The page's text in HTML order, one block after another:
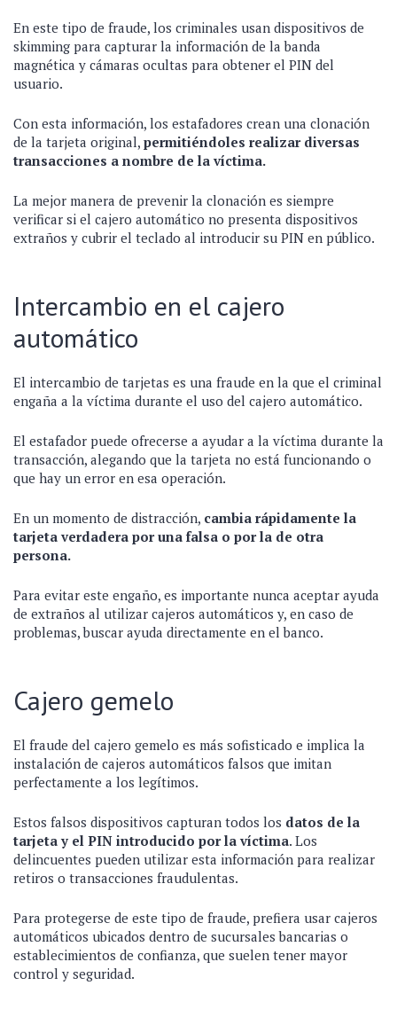
En este tipo de fraude, los criminales usan dispositivos de
skimming para capturar la información de la banda
magnética y cámaras ocultas para obtener el PIN del
usuario.
Con esta información, los estafadores crean una clonación
de la tarjeta original, permitiéndoles realizar diversas
transacciones a nombre de la víctima.
La mejor manera de prevenir la clonación es siempre
verificar si el cajero automático no presenta dispositivos
extraños y cubrir el teclado al introducir su PIN en público.
Intercambio en el cajero
automático
El intercambio de tarjetas es una fraude en la que el criminal
engaña a la víctima durante el uso del cajero automático.
El estafador puede ofrecerse a ayudar a la víctima durante la
transacción, alegando que la tarjeta no está funcionando o
que hay un error en esa operación.
En un momento de distracción, cambia rápidamente la
tarjeta verdadera por una falsa o por la de otra
persona.
Para evitar este engaño, es importante nunca aceptar ayuda
de extraños al utilizar cajeros automáticos y, en caso de
problemas, buscar ayuda directamente en el banco.
Cajero gemelo
El fraude del cajero gemelo es más sofisticado e implica la
instalación de cajeros automáticos falsos que imitan
perfectamente a los legítimos.
Estos falsos dispositivos capturan todos los datos de la
tarjeta y el PIN introducido por la víctima. Los
delincuentes pueden utilizar esta información para realizar
retiros o transacciones fraudulentas.
Para protegerse de este tipo de fraude, prefiera usar cajeros
automáticos ubicados dentro de sucursales bancarias o
establecimientos de confianza, que suelen tener mayor
control y seguridad.